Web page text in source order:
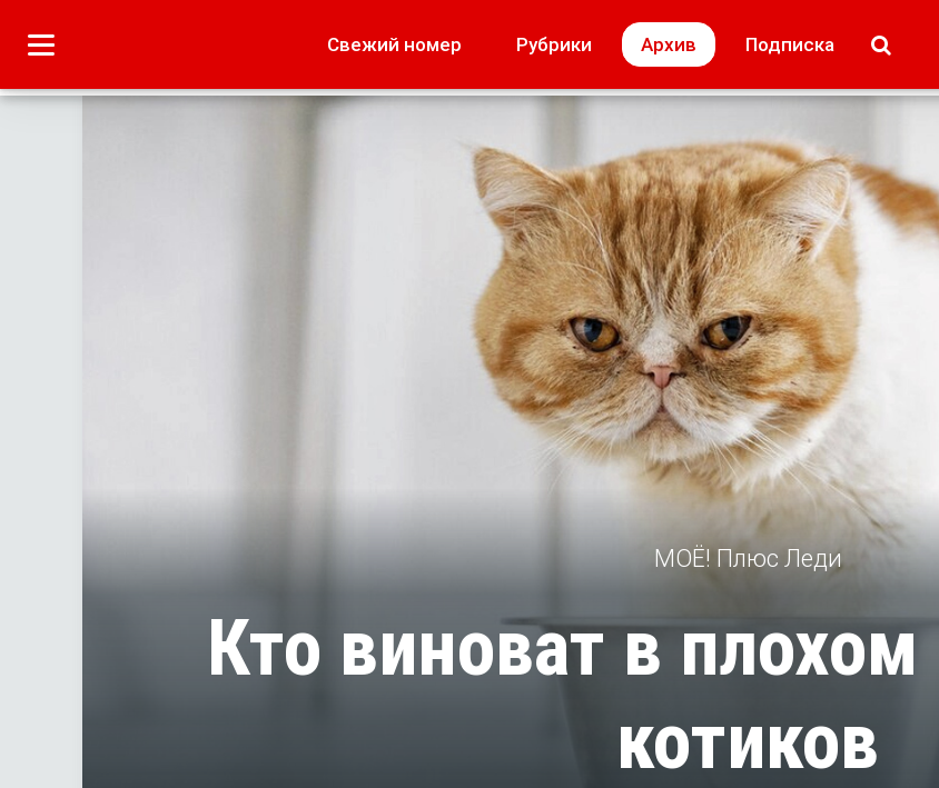
Свежий номер Рубрики Архив Подписка
Лето наших читателей
МОЁ! Плюс Липецк
Образование + карьера
МОЁ! Плюс Леди
Кто виноват в
котиков